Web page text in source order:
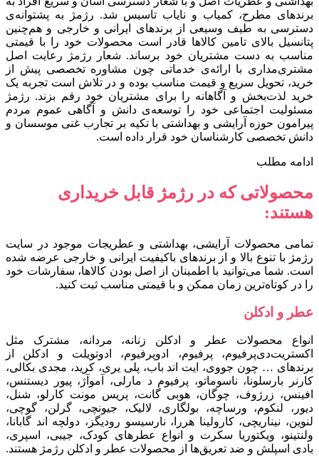
برندهای مطرح، کمیاب و نایاب تاسیس شد. رژمژ به پشتوانه‌ی
دسترسی به طیف وسیعی از برندهای ایرانی و خارجی و هم‌چنین
پتانسیل بالای تامین کالاها قادر است محصولات خود را با قیمتی
مناسب به دست مشتریان خود برساند. شعار رژمژ رعایت اصل
مشتری‌مداری با ارائه‌ی خدماتی چون مشاوره تخصصی پیش از
خرید، تحویل سریع و قیمت مناسب بوده و در تلاش است تجربه یک
خرید لذت‌بخش و آگاهانه را برای مشتریان خود رقم بزند. رژمژ
مسئولیت اجتماعی خود را توسعه‌ی دانش و آگاهی عموم مردم
پیرامون حوزه آرایشی و بهداشتی با تکیه بر تجارب غنی موسسان و
دانش تخصصی کارشناسان خود قرار داده است.
ادامه مطلب
محصولاتی که در رژمژ قابل خریداری
هستند:
تمامی محصولات آرایشی، بهداشتی و عطریجات موجود در سایت
رژمژ با تنوع بالا و از برندهای باکیفیت ایرانی و خارجی عرضه شده
است. شما می‌توانید با اطمینان از اصل بودن کالاها، سفارشات خود
را در کوتاه‌ترین زمان ممکن و با قیمتی مناسب ثبت کنید.
عطر و ادکلن
انواع محصولات عطر و ادکلن زنانه، مردانه، مشترک مثل
اکستریت‌دی‌پرفیوم، پرفیوم، ادوپرفیوم، ادوتویلت و ادکلن از
برندهای … چون جووی، ایت اند باب، پلی یری، کرید، مجدی بکالی،
کارنر بارسلونا، ناسوماتو، پرفیوم د مارلی، آموآژ، پیور دیستنس،
افینس، زرژوف، چوگان، هوبی گانت، پریس مونت کارلو، شنل،
دیور، لنکوم، ورساچه، بولگاری، لالیک، جیونچی، گرلن، گوچی،
لنوین، نیناریچی، کارولینا هررا، نارسیسو رودیگز، دولچه اند گابانا،
ولنتینو، ویکتوریا سکرت و انواع عطرهای کودک، جیبی، اسپری،
بادی اسپلش و ضد تعریق‌ها از محصولات عطر و ادکلن رژمژ هستند.